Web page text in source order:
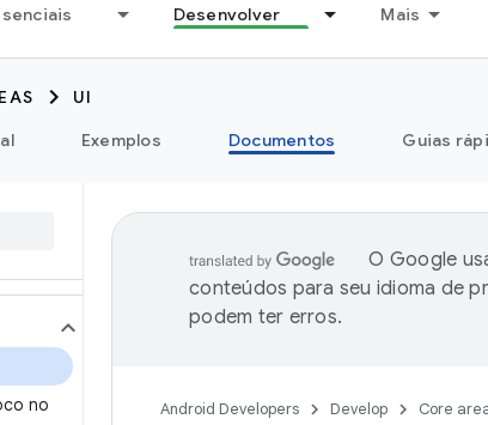
Desenvolver Mais
UI
Exemplos Documentos Guias
no
O Google
conteúdos para seu idioma de
podem ter erros.
Android Developers Develop Core